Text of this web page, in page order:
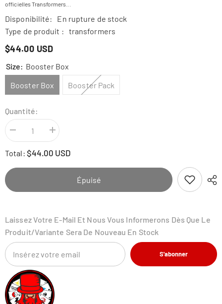
officielles Transformers...
Disponibilité:
En rupture de stock
Type de produit : transformers
$44.00 USD
Size: Booster Box
Booster Box
Booster Pack
Quantité:
Diminuer
la
quantité
pour
Official
Cybertron
Augmenter
pour
Transformers
Cybertron
Total: $44.00 USD
Épuisé
Laissez Votre E-Mail Et Nous Vous Informerons Dès Que Le
Produit/variante Sera De Nouveau En Stock
S'abonner